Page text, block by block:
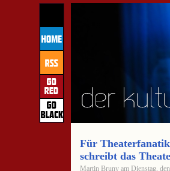
Für
schreibt das
Martin Bruny am Dienstag,